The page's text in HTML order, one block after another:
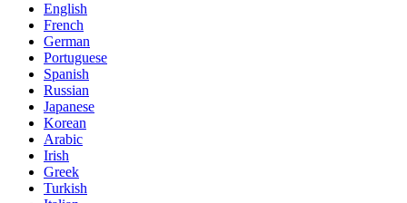
English
French
German
Portuguese
Spanish
Russian
Japanese
Korean
Arabic
Irish
Greek
Turkish